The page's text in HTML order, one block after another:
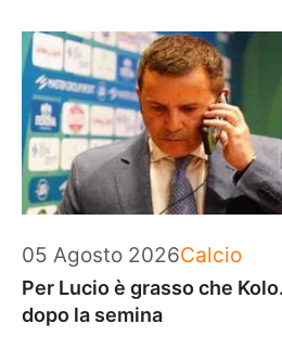
05 Agosto 2026Categorie
Calcio
Per Lucio è grasso che
dopo la semina